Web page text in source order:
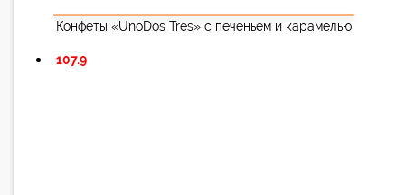
Конфеты «UnoDos Tres» с печеньем и карамелью
107.9